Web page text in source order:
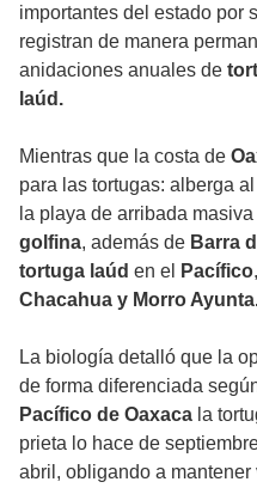
importantes del estado por
registran de manera
anidaciones anuales de
laúd.
Mientras que la costa de
para las tortugas: alberga al
la playa de arribada
golfina, además de Barra
tortuga laúd en el Pacífico
Chacahua y Morro
La biología detalló que la
de forma diferenciada
Pacífico de Oaxaca la
prieta lo hace de
abril, obligando a